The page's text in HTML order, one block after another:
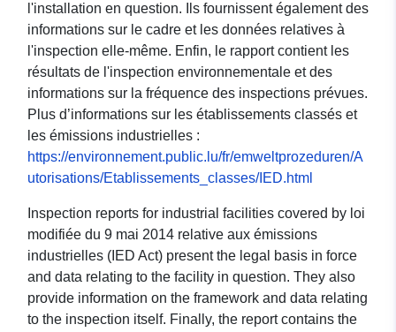
l'installation en question. Ils fournissent également des
informations sur le cadre et les données relatives à
l'inspection elle-même. Enfin, le rapport contient les
résultats de l'inspection environnementale et des
informations sur la fréquence des inspections prévues.
Plus d’informations sur les établissements classés et
les émissions industrielles :
https://environnement.public.lu/fr/emweltprozeduren/A
utorisations/Etablissements_classes/IED.html
Inspection reports for industrial facilities covered by loi
modifiée du 9 mai 2014 relative aux émissions
industrielles (IED Act) present the legal basis in force
and data relating to the facility in question. They also
provide information on the framework and data relating
to the inspection itself. Finally, the report contains the